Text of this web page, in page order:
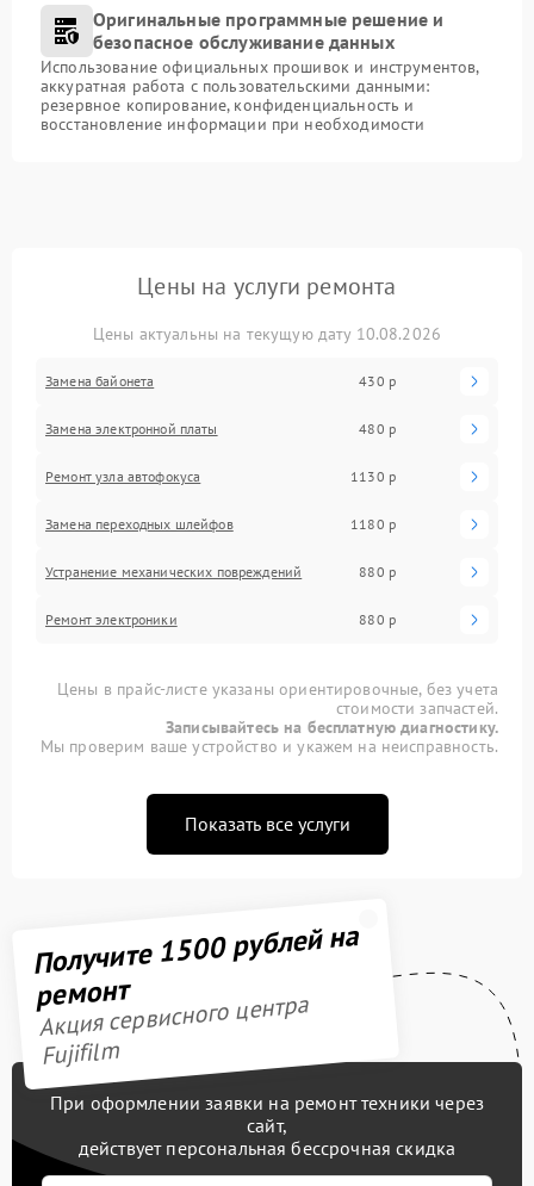
Оригинальные программные решение и
безопасное обслуживание данных
Использование официальных прошивок и инструментов,
аккуратная работа с пользовательскими данными:
резервное копирование, конфиденциальность и
восстановление информации при необходимости
Цены на услуги ремонта
Цены актуальны на текущую дату 10.08.2026
Замена байонета 430 р
Замена электронной платы 480 р
Ремонт узла автофокуса 1130 р
Замена переходных шлейфов 1180 р
Устранение механических повреждений 880 р
Ремонт электроники 880 р
Цены в прайс-листе указаны ориентировочные, без учета
стоимости запчастей.
Записывайтесь на бесплатную диагностику.
Мы проверим ваше устройство и укажем на неисправность.
Показать все услуги
Получите 1500 рублей на
ремонт
Акция сервисного центра
Fujifilm
При оформлении заявки на ремонт техники через
сайт,
действует персональная бессрочная скидка